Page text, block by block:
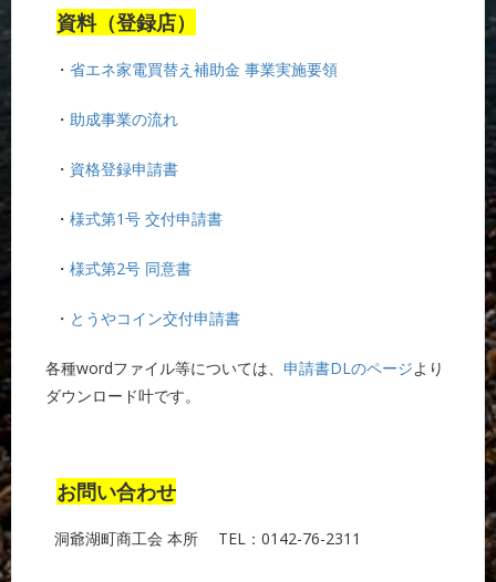
資料（登録店）
・ 省エネ家電買替え補助金 事業実施要領
・ 助成事業の流れ
・ 資格登録申請書
・ 様式第1号 交付申請書
・ 様式第2号 同意書
・ とうやコイン交付申請書
各種wordファイル等については、 申請書DLのページより
ダウンロード叶です。
お問い合わせ
洞爺湖町商工会 本所 TEL：0142-76-2311